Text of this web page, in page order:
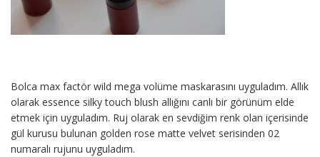
Bolca max factör wild mega volüme maskarasını uyguladım. Allık
olarak essence silky touch blush allığını canlı bir görünüm elde
etmek için uyguladım. Ruj olarak en sevdiğim renk olan içerisinde
gül kurusu bulunan golden rose matte velvet serisinden 02
numaralı rujunu uyguladım.